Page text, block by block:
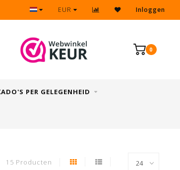
Eenvoudig & snel retourneren
EUR Inloggen
0
PER GELEGENHEID
15 Producten